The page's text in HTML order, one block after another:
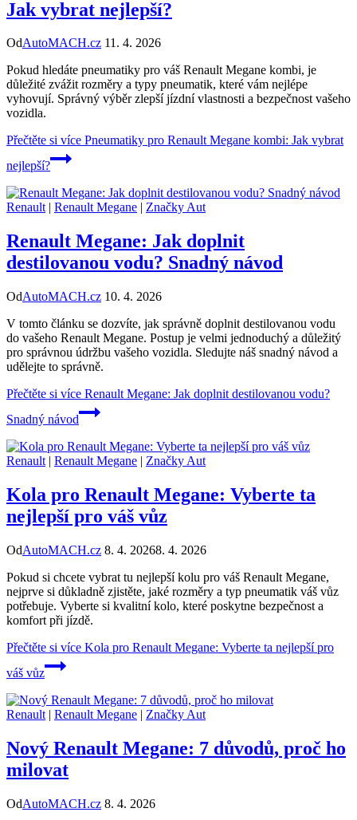
Jak vybrat nejlepší?
OdAutoMACH.cz 11. 4. 2026
Pokud hledáte pneumatiky pro váš Renault Megane kombi, je
důležité zvážit rozměry a typy pneumatik, které vám nejlépe
vyhovují. Správný výběr zlepší jízdní vlastnosti a bezpečnost vašeho
vozidla.
Přečtěte si více Pneumatiky pro Renault Megane kombi: Jak vybrat
nejlepší?
Renault| Renault Megane | Značky Aut
Renault Megane: Jak doplnit
destilovanou vodu? Snadný návod
OdAutoMACH.cz 10. 4. 2026
V tomto článku se dozvíte, jak správně doplnit destilovanou vodu
do vašeho Renault Megane. Postup je velmi jednoduchý a důležitý
pro správnou údržbu vašeho vozidla. Sledujte náš snadný návod a
udělejte to správně.
Přečtěte si více Renault Megane: Jak doplnit destilovanou vodu?
Snadný návod
Renault | Renault Megane | Značky Aut
Kola pro Renault Megane: Vyberte ta
nejlepší pro váš vůz
OdAutoMACH.cz 8. 4. 20268. 4. 2026
Pokud si chcete vybrat tu nejlepší kolu pro váš Renault Megane,
nejprve si důkladně zjistěte, jaké rozměry a typ pneumatik váš vůz
potřebuje. Vyberte si kvalitní kolo, které poskytne bezpečnost a
komfort při jízdě.
Přečtěte si více Kola pro Renault Megane: Vyberte ta nejlepší pro
váš vůz
Renault | Renault Megane | Značky Aut
Nový Renault Megane: 7 důvodů, proč ho
milovat
OdAutoMACH.cz 8. 4. 2026